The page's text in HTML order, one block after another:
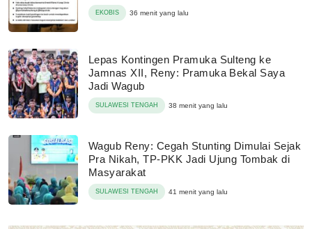
EKOBIS 36 menit yang lalu
Lepas Kontingen Pramuka Sulteng ke
Jamnas XII, Reny: Pramuka Bekal Saya
Jadi Wagub
SULAWESI TENGAH 38 menit yang lalu
Wagub Reny: Cegah Stunting Dimulai Sejak
Pra Nikah, TP-PKK Jadi Ujung Tombak di
Masyarakat
SULAWESI TENGAH 41 menit yang lalu